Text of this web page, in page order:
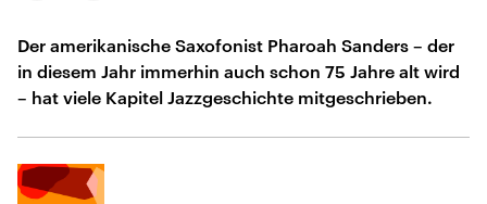
Der amerikanische Saxofonist Pharoah Sanders – der
in diesem Jahr immerhin auch schon 75 Jahre alt wird
– hat viele Kapitel Jazzgeschichte mitgeschrieben.